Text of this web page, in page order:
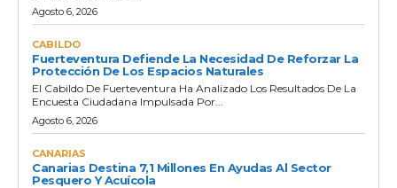
Agosto 6, 2026
CABILDO
Fuerteventura Defiende La Necesidad De Reforzar La
Protección De Los Espacios Naturales
El Cabildo De Fuerteventura Ha Analizado Los Resultados De La
Encuesta Ciudadana Impulsada Por...
Agosto 6, 2026
CANARIAS
Canarias Destina 7,1 Millones En Ayudas Al Sector
Pesquero Y Acuícola